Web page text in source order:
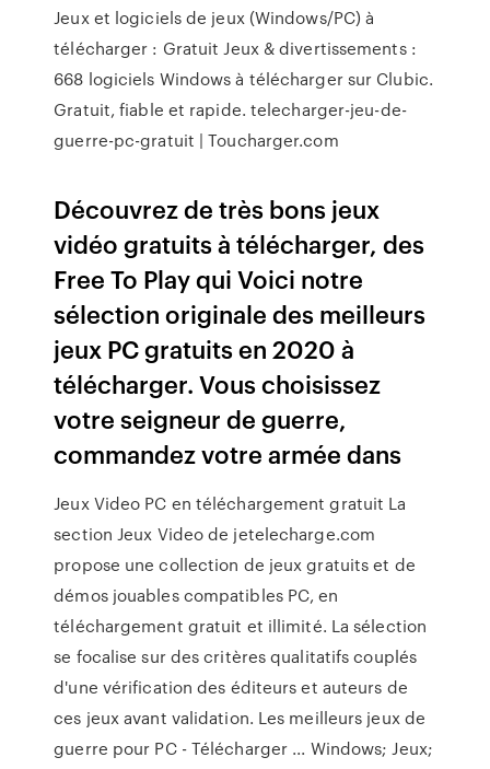
Jeux et logiciels de jeux (Windows/PC) à
télécharger : Gratuit Jeux & divertissements :
668 logiciels Windows à télécharger sur Clubic.
Gratuit, fiable et rapide. telecharger-jeu-de-
guerre-pc-gratuit | Toucharger.com
Découvrez de très bons jeux
vidéo gratuits à télécharger, des
Free To Play qui Voici notre
sélection originale des meilleurs
jeux PC gratuits en 2020 à
télécharger. Vous choisissez
votre seigneur de guerre,
commandez votre armée dans
Jeux Video PC en téléchargement gratuit La
section Jeux Video de jetelecharge.com
propose une collection de jeux gratuits et de
démos jouables compatibles PC, en
téléchargement gratuit et illimité. La sélection
se focalise sur des critères qualitatifs couplés
d'une vérification des éditeurs et auteurs de
ces jeux avant validation. Les meilleurs jeux de
guerre pour PC - Télécharger ... Windows; Jeux;